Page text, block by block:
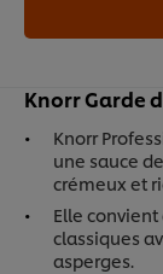
Knorr Garde
Knorr
une sauce
crémeux et
Elle
classiques
asperges.